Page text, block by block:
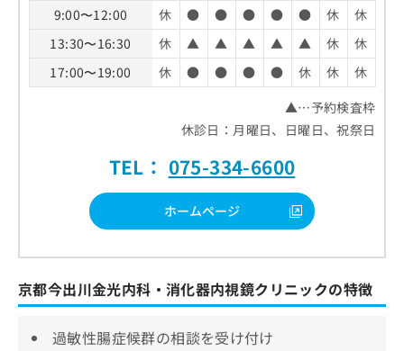
9:00〜12:00
休 ● ● ● ● ● 休
休
13:30〜16:30
休 ▲ ▲ ▲ ▲ ▲ 休
休
17:00〜19:00
休 ● ● ● ● 休 休
休
▲…予約検査枠
休診日：月曜日、日曜日、祝祭日
TEL： 075-334-6600
ホームページ
京都今出川金光内科・消化器内視鏡クリニックの特徴
過敏性腸症候群の相談を受け付け